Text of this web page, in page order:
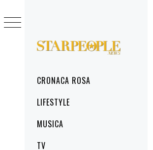
MenuCRONACA ROSA
LIFESTYLE
MUSICA
TV
to
content